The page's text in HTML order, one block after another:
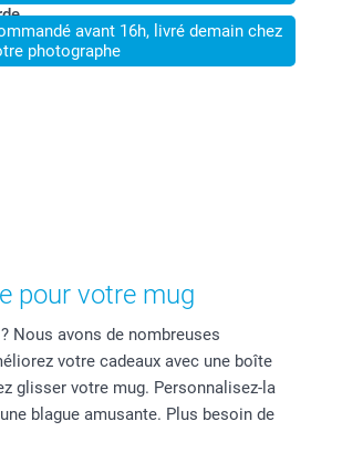
avant 16h, livré demain chez
photographe
pour votre mug
Nous avons de nombreuses
votre cadeaux avec une boîte
glisser votre mug. Personnalisez-la
blague amusante. Plus besoin de